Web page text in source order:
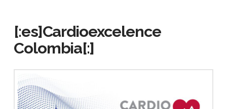
[:es]Cardioexcelence
Colombia[:]